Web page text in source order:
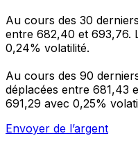
Au cours des 30
entre 682,40 et 693,76.
0,24% volatilité.
Au cours des 90
déplacées entre 681,43
691,29 avec 0,25%
Envoyer de l’argent